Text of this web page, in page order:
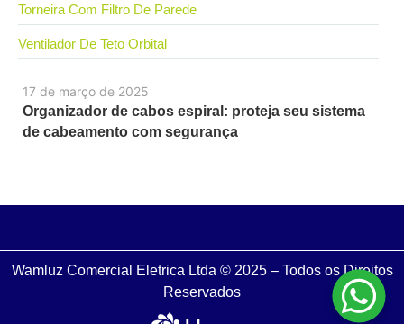
17 de março de 2025
Organizador de cabos espiral: proteja seu sistema
de cabeamento com segurança
Torneira Com Filtro De Parede
Ventilador De Teto Orbital
Wamluz Comercial Eletrica Ltda © 2025 – Todos os Direitos
Reservados